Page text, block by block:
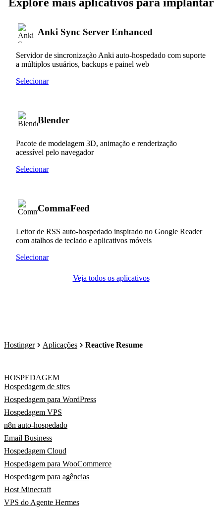
Anki Sync Server Enhanced
Servidor de sincronização Anki auto-hospedado com suporte
a múltiplos usuários, backups e painel web
Selecionar
Blender
Pacote de modelagem 3D, animação e renderização
acessível pelo navegador
Selecionar
CommaFeed
Leitor de RSS auto-hospedado inspirado no Google Reader
com atalhos de teclado e aplicativos móveis
Selecionar
Veja todos os aplicativos
Hostinger Aplicações Reactive Resume
HOSPEDAGEM
Hospedagem de sites
Hospedagem para WordPress
Hospedagem VPS
n8n auto-hospedado
Email Business
Hospedagem Cloud
Hospedagem para WooCommerce
Hospedagem para agências
Host Minecraft
VPS do Agente Hermes